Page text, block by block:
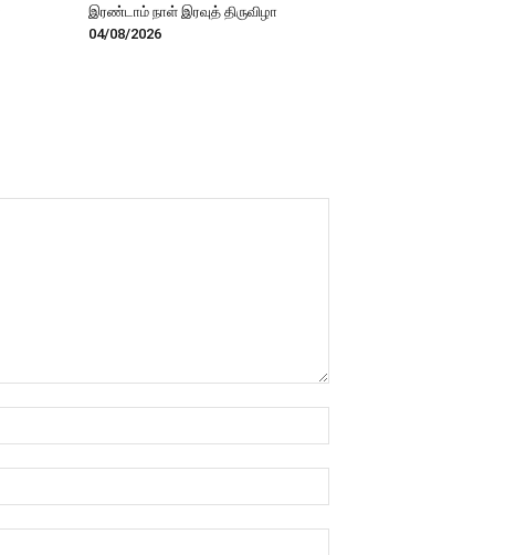
இரண்டாம் நாள் இரவுத் திருவிழா
04/08/2026